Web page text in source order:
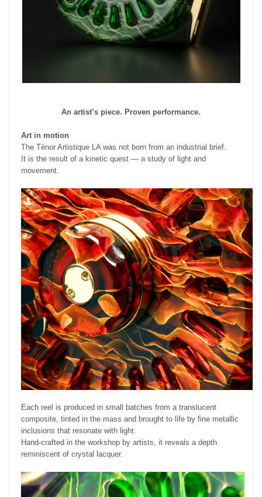
An artist’s piece. Proven performance.
Art in motion
The Ténor Artistique LA was not born from an industrial brief.
It is the result of a kinetic quest — a study of light and
movement.
Each reel is produced in small batches from a translucent
composite, tinted in the mass and brought to life by fine metallic
inclusions that resonate with light.
Hand-crafted in the workshop by artists, it reveals a depth
reminiscent of crystal lacquer.